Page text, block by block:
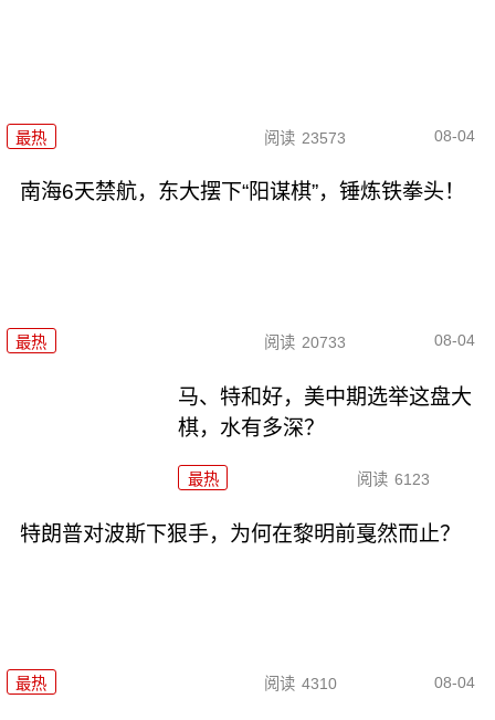
最热 阅读 23573 08-04
南海6天禁航，东大摆下“阳谋棋”，锤炼铁拳头！
最热 阅读 20733 08-04
马、特和好，美中期选举这盘大
棋，水有多深？
最热 阅读 6123
特朗普对波斯下狠手，为何在黎明前戛然而止？
最热 阅读 4310 08-04